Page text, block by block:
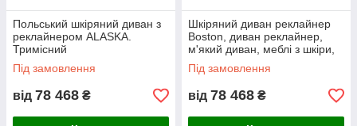
Польський шкіряний диван з
реклайнером ALASKA.
Тримісний
Під замовлення
від 78 468 ₴
Шкіряний диван реклайнер
Boston, диван реклайнер,
м'який диван, меблі з шкіри,
диван, розкладний диван
Під замовлення
від 78 468 ₴